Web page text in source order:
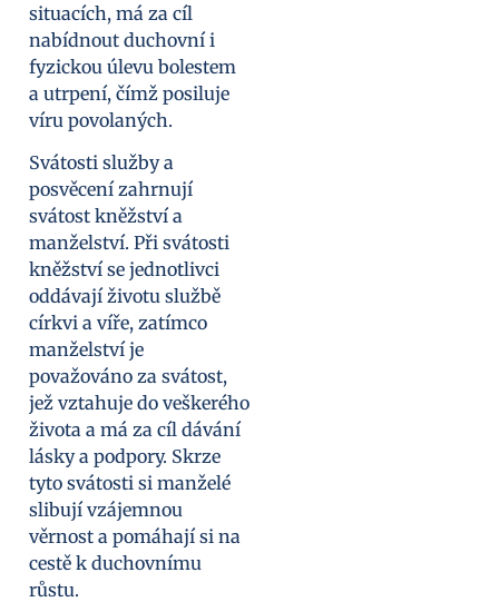
situacích, má za cíl
nabídnout duchovní i
fyzickou úlevu bolestem
a utrpení, čímž posiluje
víru povolaných.
Svátosti služby a
posvěcení zahrnují
svátost kněžství a
manželství. Při svátosti
kněžství se jednotlivci
oddávají životu službě
církvi a víře, zatímco
manželství je
považováno za svátost,
jež vztahuje do veškerého
života a má za cíl dávání
lásky a podpory. Skrze
tyto svátosti si manželé
slibují vzájemnou
věrnost a pomáhají si na
cestě k duchovnímu
růstu.